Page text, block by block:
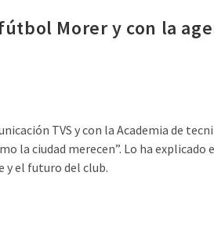
Morer y con la
TVS y con la Academia de
la ciudad merecen”. Lo ha explicado
y el futuro del club.